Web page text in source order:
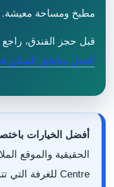
مطبخ ومساحة معيشة.
قبل حجز الفندق، راجع
أفضل مناطق السكن
أفضل الخيارات